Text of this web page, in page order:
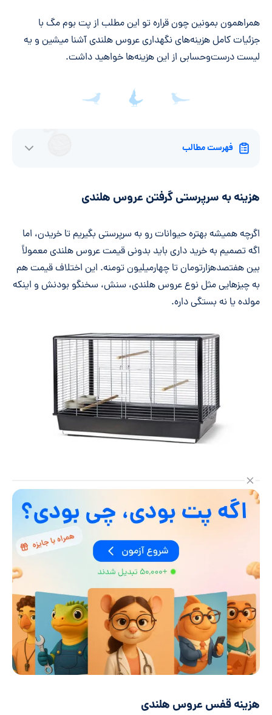
همراهمون بمونین چون قراره تو این مطلب از پت بوم مگ با
جزئیات کامل هزینه‌های نگهداری عروس هلندی آشنا میشین و یه
لیست درست‌وحسابی از این هزینه‌ها خواهید داشت.
فهرست مطالب
هزینه به سرپرستی گرفتن عروس هلندی
اگرچه همیشه بهتره حیوانات رو به سرپرستی بگیریم تا خریدن، اما
اگه تصمیم به خرید داری باید بدونی قیمت عروس هلندی معمولاً
بین هفتصدهزارتومان تا چهارمیلیون تومنه. این اختلاف قیمت هم
به چیزهایی مثل نوع عروس هلندی، سنش، سخنگو بودنش و اینکه
مولده یا نه بستگی داره.
هزینه قفس عروس هلندی